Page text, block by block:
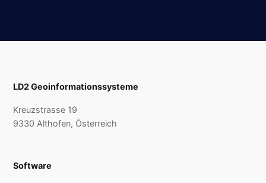
LD2 Geoinformationssysteme
Kreuzstrasse 19
9330 Althofen, Österreich
Software